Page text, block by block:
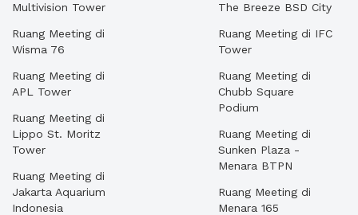
Multivision Tower
Ruang Meeting di
Wisma 76
Ruang Meeting di
APL Tower
Ruang Meeting di
Lippo St. Moritz
Tower
Ruang Meeting di
Jakarta Aquarium
Indonesia
The Breeze BSD City
Ruang Meeting di IFC
Tower
Ruang Meeting di
Chubb Square
Podium
Ruang Meeting di
Sunken Plaza -
Menara BTPN
Ruang Meeting di
Menara 165